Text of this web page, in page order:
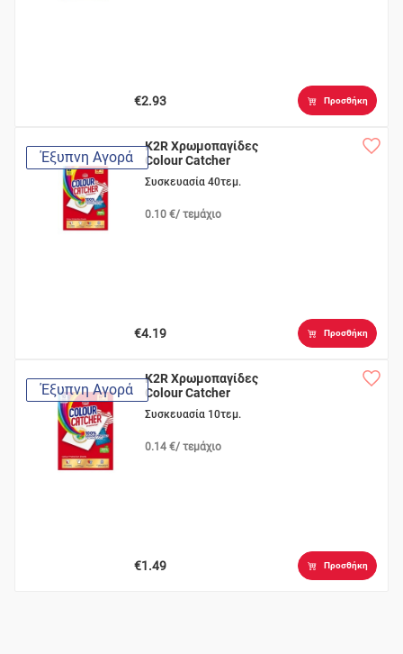
€2.93 Προσθήκη
Έξυπνη Αγορά
K2R Χρωμοπαγίδες
Colour Catcher
Συσκευασία 40τεμ.
0.10 €/ τεμάχιο
€4.19 Προσθήκη
Έξυπνη Αγορά
K2R Χρωμοπαγίδες
Colour Catcher
Συσκευασία 10τεμ.
0.14 €/ τεμάχιο
€1.49 Προσθήκη